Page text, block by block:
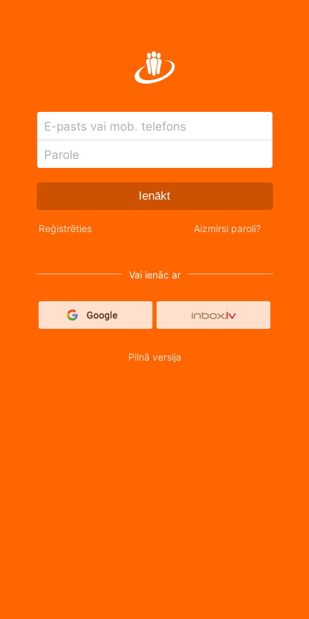
E-pasts vai mob. telefons
Parole
Ienākt
Reģistrēties Aizmirsi paroli?
Vai ienāc ar
Pilnā versija